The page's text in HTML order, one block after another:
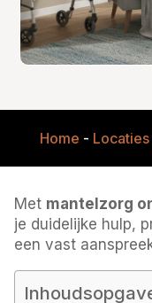
Home - Locaties
Met mantelzorg
je duidelijke hulp,
een vast